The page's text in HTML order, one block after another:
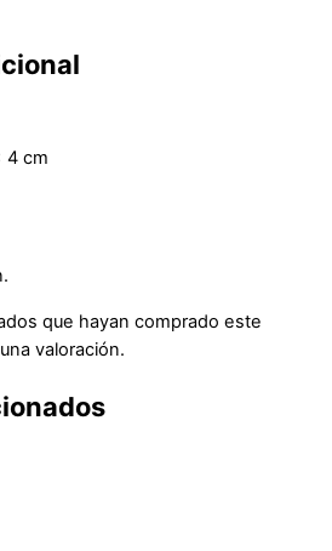
4 cm
que hayan comprado este
valoración.